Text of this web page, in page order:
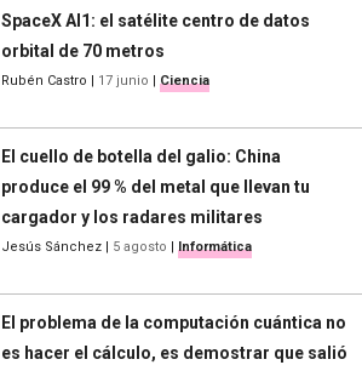
SpaceX AI1: el satélite centro de datos
orbital de 70 metros
Rubén Castro | 17 junio | Ciencia
El cuello de botella del galio: China
produce el 99 % del metal que llevan tu
cargador y los radares militares
Jesús Sánchez | 5 agosto | Informática
El problema de la computación cuántica no
es hacer el cálculo, es demostrar que salió